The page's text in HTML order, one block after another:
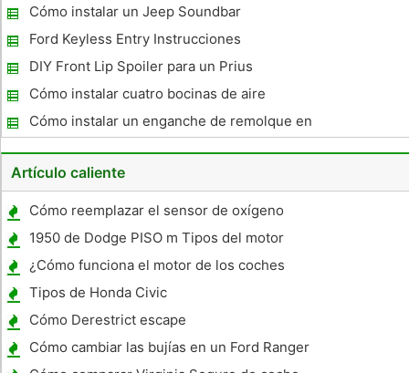
campana de acero
Cómo instalar un Jeep Soundbar
Ford Keyless Entry Instrucciones
DIY Front Lip Spoiler para un Prius
Cómo instalar cuatro bocinas de aire
italiano
Cómo instalar un enganche de remolque en
un Buick Rendezvous
Artículo caliente
Cómo reemplazar el sensor de oxígeno
frente a un 2002 CRV
1950 de Dodge PISO m Tipos del motor
¿Cómo funciona el motor de los coches
híbridos
Tipos de Honda Civic
Cómo Derestrict escape
Cómo cambiar las bujías en un Ford Ranger